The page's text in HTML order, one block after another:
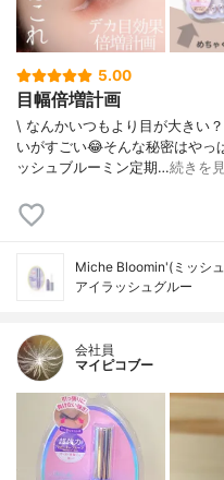
5.00
目幅倍増計画
\ なんかいつもより目が大きい
いがすごい😂⁡そんな秘密はやっ
ッシュブルーミン⁡定期…続きを
Miche Bloomin'(ミッシ
アイラッシュグルー
会社員
マイピコブー